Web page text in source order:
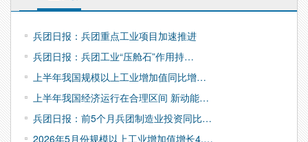
兵团日报：兵团重点工业项目加速推进
兵团日报：兵团工业“压舱石”作用持…
上半年我国规模以上工业增加值同比增…
上半年我国经济运行在合理区间 新动能…
兵团日报：前5个月兵团制造业投资同比…
2026年5月份规模以上工业增加值增长4.…